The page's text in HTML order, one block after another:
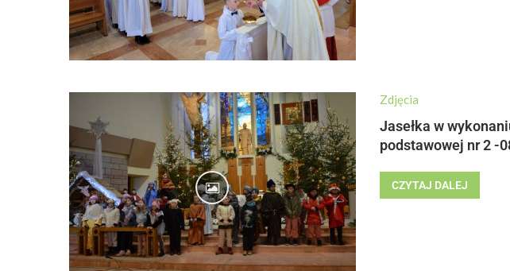
Zdjęcia
Jasełka w
podstawowej nr 2 -
CZYTAJ DALEJ